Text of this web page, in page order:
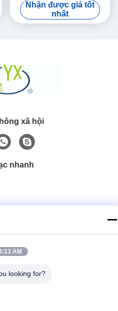
Nhận được giá tốt
nhất
xã hội
nhanh
AM
looking for?